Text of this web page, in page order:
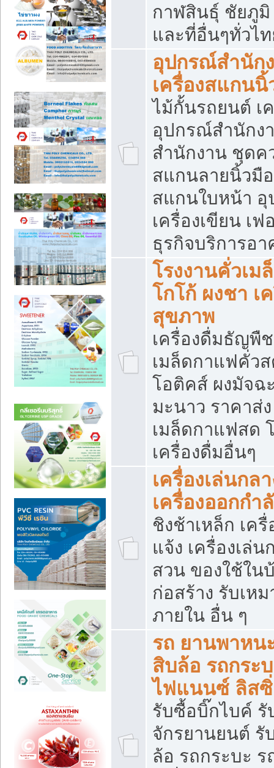
กาฬสินธุ์ ชัยภู
และที่อื่นๆทั่วไ
อุปกรณ์สำนัก
เครื่องสแกนนิ้
ไม้กั้นรถยนต์ เ
อุปกรณ์สำนักง
สำนักงาน ชุดค
สแกนลายนิ้วมื
สแกนใบหน้า
เครื่องเขียน เ
ธุรกิจบริการอ
โรงงานคั่วเม
โกโก้ ผงชา เ
สุขภาพ
เครื่องดื่มธัญพื
เมล็ดกาแฟคั่ว
โอติคส์ ผงมัจฉ
มะนาว ราคาส่
เมล็ดกาแฟสด
เครื่องดื่มอื่นๆ
เครื่องเล่นกล
เครื่องออกกำ
ชิงช้าเหล็ก เค
แจ้ง เครื่องเล่น
สวน ของใช้ใน
ก่อสร้าง รับเห
ภายใน อื่น ๆ
รถ ยานพาหน
สิบล้อ รถกระ
ไฟแนนซ์ ลิส
รับซื้อบิ๊กไบค์
จักรยานยนต์ รั
ล้อ รถกระบะ